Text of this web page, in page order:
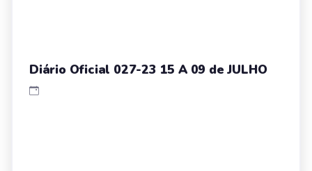
Diário Oficial 027-23 15 A 09 de JULHO